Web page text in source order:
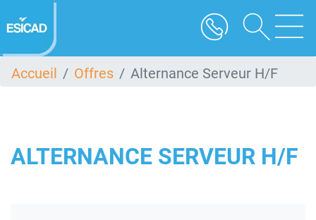
au
contenu
Accueil Offres Alternance Serveur H/F
ALTERNANCE SERVEUR H/F